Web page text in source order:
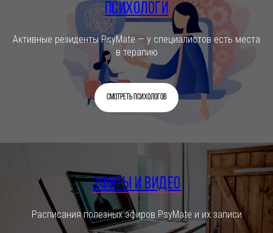
Психологи
Активные резиденты PsyMate — у специалистов есть места
в терапию
Смотреть психологов
Эфиры и видео
Расписания полезных эфиров PsyMate и их записи